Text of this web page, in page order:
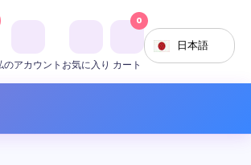
のアカウント お気に入り カート
0
日本語